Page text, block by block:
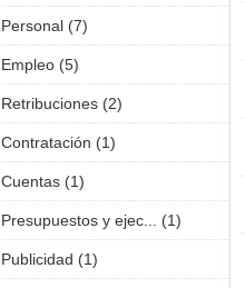
Personal (7)
Empleo (5)
Retribuciones (2)
Contratación (1)
Cuentas (1)
Presupuestos y ejec... (1)
Publicidad (1)